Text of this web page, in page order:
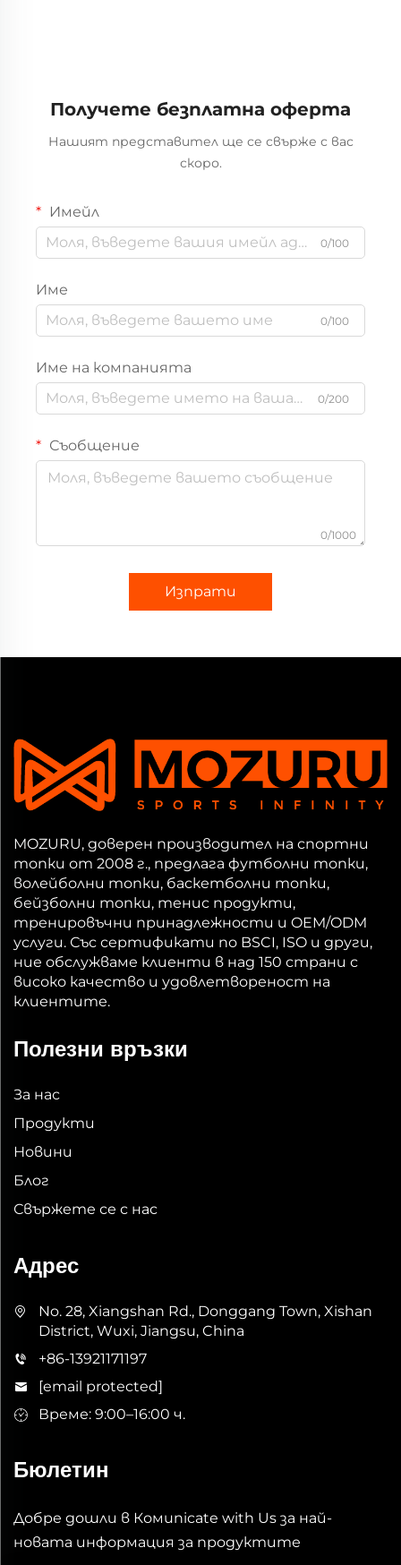
Получете безплатна оферта
Нашият представител ще се свърже с вас
скоро.
Имейл
0/100
Име
0/100
Име на компанията
0/200
Съобщение
0/1000
Изпрати
MOZURU, доверен производител на спортни
топки от 2008 г., предлага футболни топки,
волейболни топки, баскетболни топки,
бейзболни топки, тенис продукти,
тренировъчни принадлежности и OEM/ODM
услуги. Със сертификати по BSCI, ISO и други,
ние обслужваме клиенти в над 150 страни с
високо качество и удовлетвореност на
клиентите.
Полезни връзки
За нас
Продукти
Новини
Блог
Свържете се с нас
Адрес
No. 28, Xiangshan Rd., Donggang Town, Xishan
District, Wuxi, Jiangsu, China
+86-13921171197
[email protected]
Време: 9:00–16:00 ч.
Бюлетин
Добре дошли в Комunicate with Us за най-
новата информация за продуктите